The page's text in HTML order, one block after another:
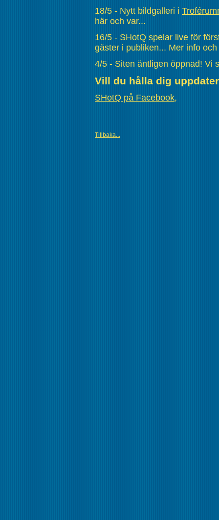
18/5 - Nytt bildgalleri i
här och var...
16/5 - SHotQ spelar live för
gäster i publiken... Mer info
4/5 - Siten äntligen öppnad! Vi
Vill du hålla dig
SHotQ på Facebook,
Tillbaka...